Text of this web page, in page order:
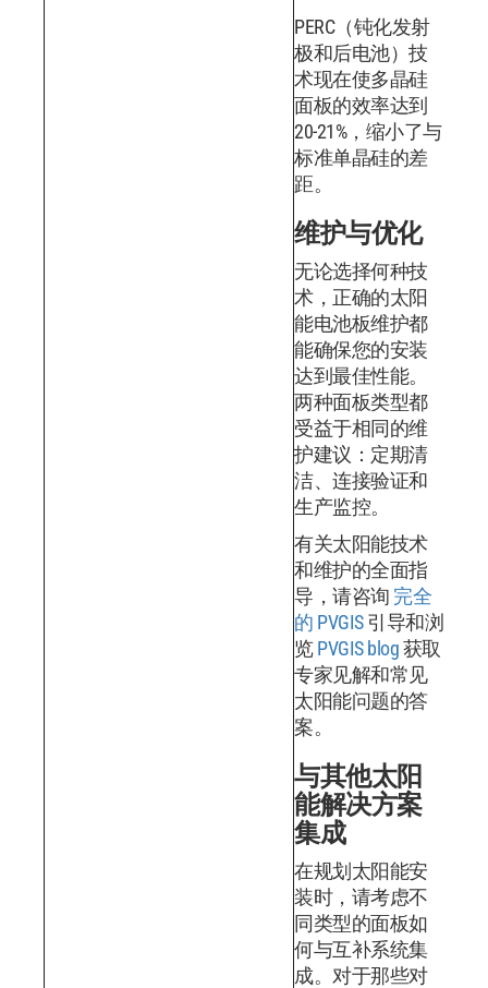
PERC（钝化发射
极和后电池）技
术现在使多晶硅
面板的效率达到
20-21%，缩小了与
标准单晶硅的差
距。
维护与优化
无论选择何种技
术，正确的太阳
能电池板维护都
能确保您的安装
达到最佳性能。
两种面板类型都
受益于相同的维
护建议：定期清
洁、连接验证和
生产监控。
有关太阳能技术
和维护的全面指
导，请咨询 完全
的 PVGIS引导和浏
览PVGIS blog获取
专家见解和常见
太阳能问题的答
案。
与其他太阳
能解决方案
集成
在规划太阳能安
装时，请考虑不
同类型的面板如
何与互补系统集
成。对于那些对